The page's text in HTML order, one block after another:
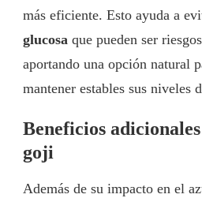
más eficiente. Esto ayuda a
glucosa que pueden ser
aportando una opción natural
mantener estables sus niveles
Beneficios
goji
Además de su impacto en el